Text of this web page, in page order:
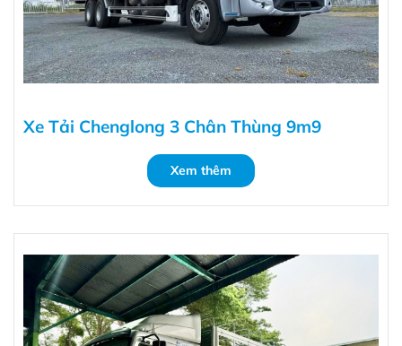
Xe Tải Chenglong 3 Chân Thùng 9m9
Xem thêm